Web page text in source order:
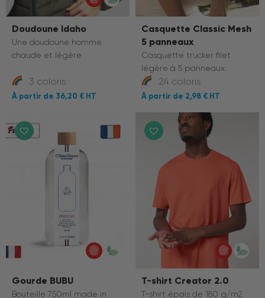
Doudoune Idaho
Une doudoune homme
chaude et légère
3 coloris
36,20 €
Casquette Classic Mesh
5 panneaux
Casquette trucker filet
légère à 5 panneaux.
24 coloris
2,98 €
Gourde BUBU
Bouteille 750ml made in
T-shirt Creator 2.0
T-shirt épais de 180 g/m2